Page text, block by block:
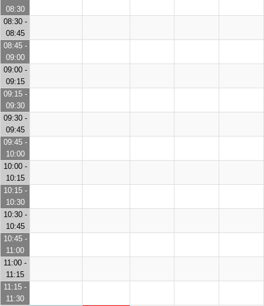
08:30
08:30 -
08:45
08:45 -
09:00
09:00 -
09:15
09:15 -
09:30
09:30 -
09:45
09:45 -
10:00
10:00 -
10:15
10:15 -
10:30
10:30 -
10:45
10:45 -
11:00
11:00 -
11:15
11:15 -
11:30